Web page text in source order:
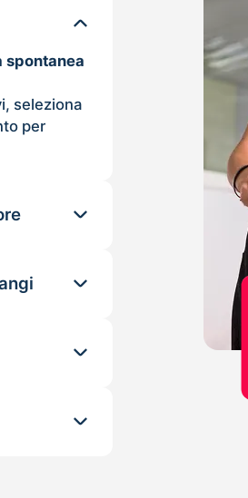
spontanea
seleziona
per